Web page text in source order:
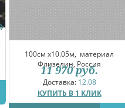
100см x10.05м, материал
Флизелин, Россия
Доставка: 12.08
КУПИТЬ В 1 КЛИК
11 970 руб.